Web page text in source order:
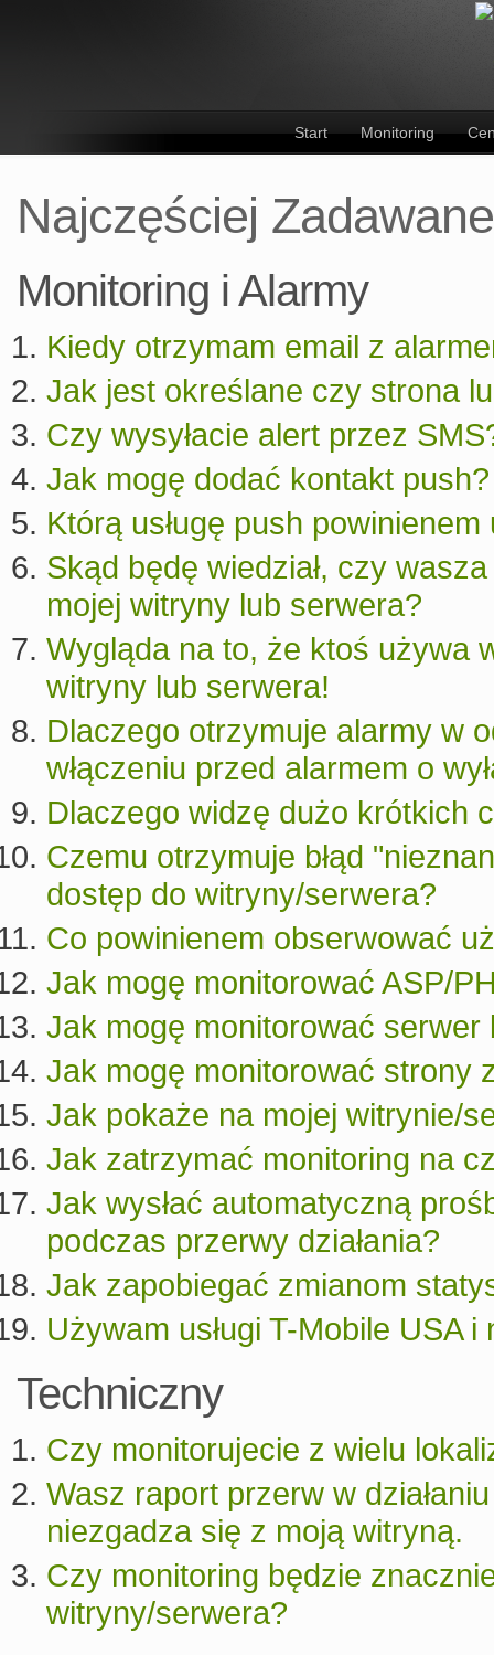
Start Monitoring
Najczęściej
Monitoring i Alarmy
Kiedy otrzymam email z
Jak jest określane czy strona
Czy wysyłacie alert przez
Jak mogę dodać kontakt push?
Którą usługę push powinienem
Skąd będę wiedział, czy
mojej witryny lub serwera?
Wygląda na to, że ktoś używa
witryny lub serwera!
Dlaczego otrzymuje alarmy w
włączeniu przed alarmem o
Dlaczego widzę dużo krótkich
Czemu otrzymuje błąd
dostęp do witryny/serwera?
Co powinienem obserwować
Jak mogę monitorować ASP/
Jak mogę monitorować
Jak mogę monitorować strony
Jak pokaże na mojej witrynie/
Jak zatrzymać monitoring na
Jak wysłać automatyczną
podczas przerwy działania?
Jak zapobiegać zmianom
Używam usługi T-Mobile USA
Techniczny
Czy monitorujecie z wielu
Wasz raport przerw w
niezgadza się z moją witryną.
Czy monitoring będzie
witryny/serwera?